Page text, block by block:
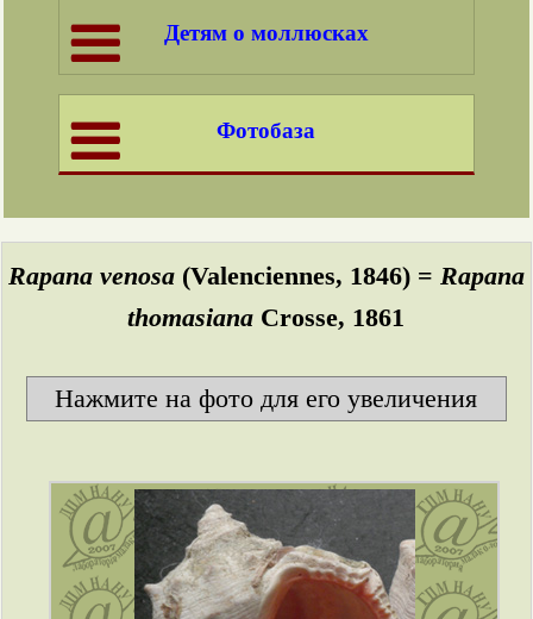
Детям о моллюсках
Фотобаза
Rapana venosa(Valenciennes, 1846) = Rapana
thomasiana Crosse, 1861
Нажмите на фото для его увеличения